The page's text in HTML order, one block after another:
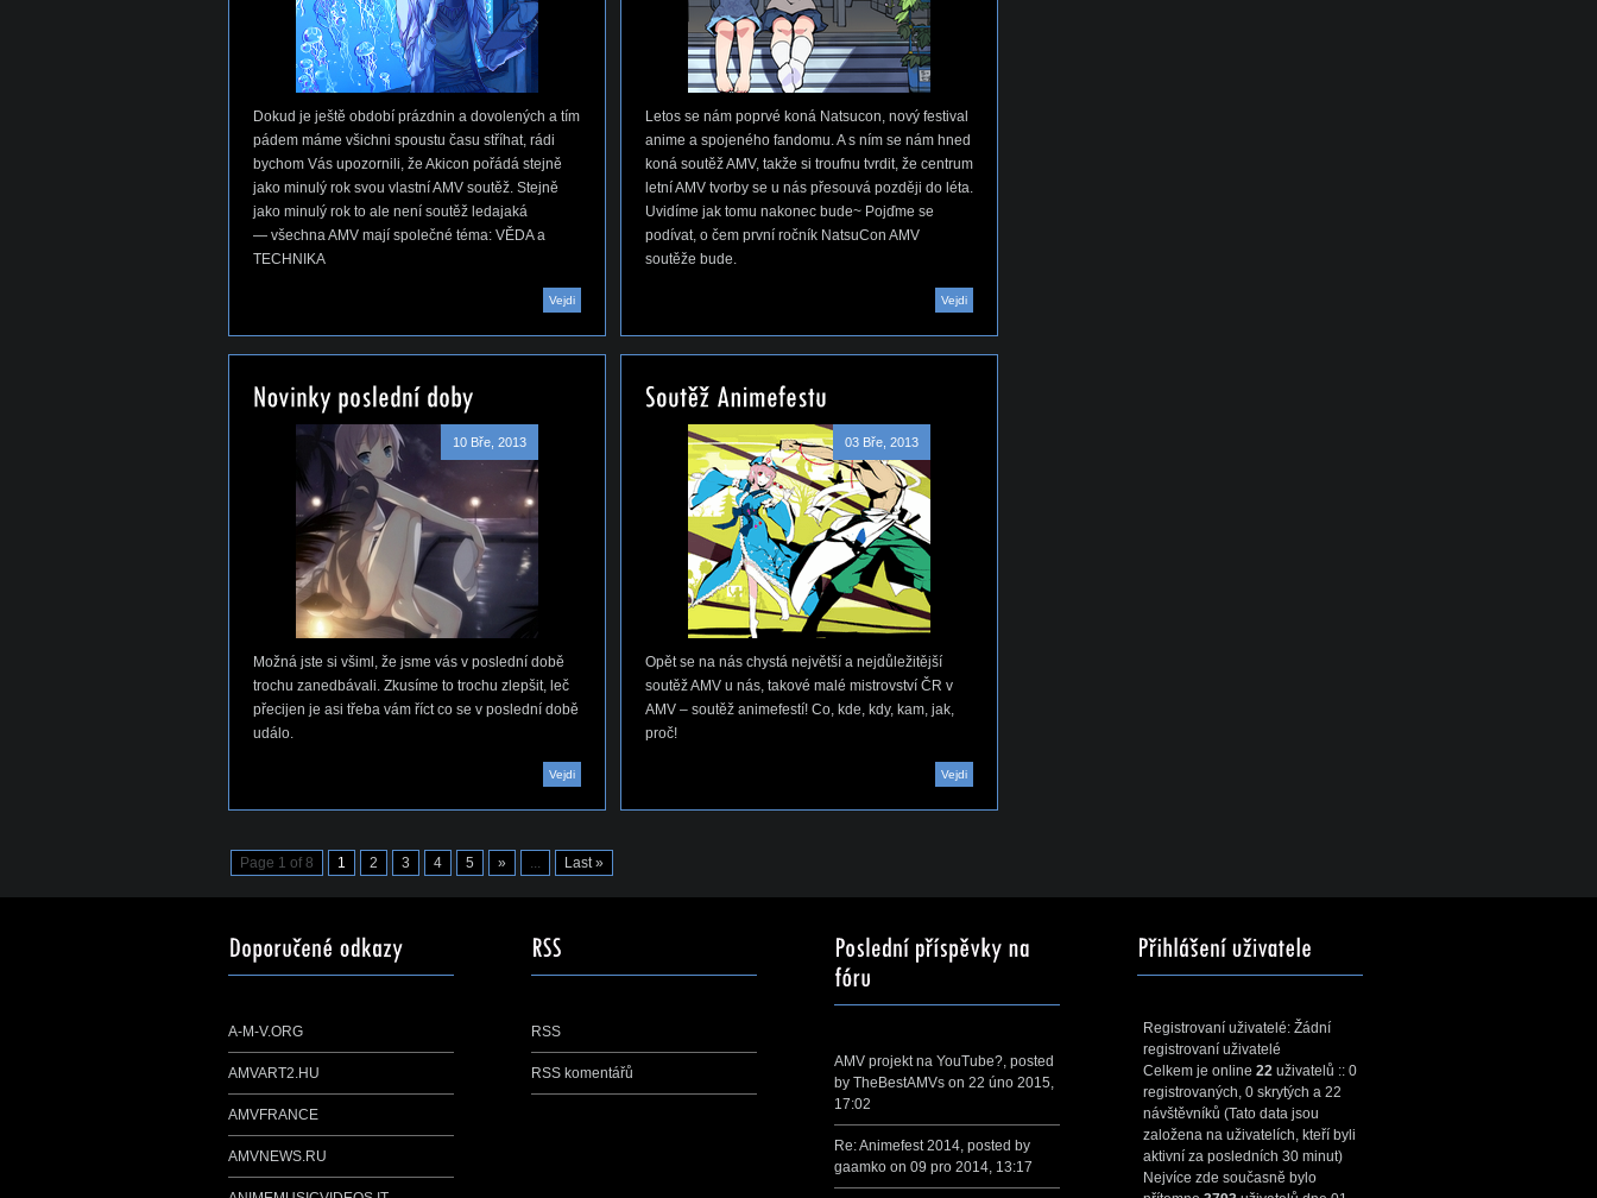
Dokud je ještě období prázdnin a dovolených a tím
pádem máme všichni spoustu času stříhat, rádi
bychom Vás upozornili, že Akicon pořádá stejně
jako minulý rok svou vlastní AMV soutěž. Stejně
jako minulý rok to ale není soutěž ledajaká
— všechna AMV mají společné téma: VĚDA a
TECHNIKA
Vejdi
Letos se nám poprvé koná Natsucon, nový festival
anime a spojeného fandomu. A s ním se nám hned
koná soutěž AMV, takže si troufnu tvrdit, že centrum
letní AMV tvorby se u nás přesouvá později do léta.
Uvidíme jak tomu nakonec bude~ Pojďme se
podívat, o čem první ročník NatsuCon AMV
soutěže bude.
Vejdi
10 Bře, 2013
Možná jste si všiml, že jsme vás v poslední době
trochu zanedbávali. Zkusíme to trochu zlepšit, leč
přecijen je asi třeba vám říct co se v poslední době
událo.
Vejdi
03 Bře, 2013
Opět se na nás chystá největší a nejdůležitější
soutěž AMV u nás, takové malé mistrovství ČR v
AMV – soutěž animefestí! Co, kde, kdy, kam, jak,
proč!
Vejdi
Page 1 of 8 1 2 3 4 5 » ... Last »
A-M-V.ORG
AMVART2.HU
AMVFRANCE
AMVNEWS.RU
RSS
RSS komentářů
AMV projekt na YouTube?, posted
by TheBestAMVs on 22 úno 2015,
17:02
Re: Animefest 2014, posted by
gaamko on 09 pro 2014, 13:17
Registrovaní uživatelé: Žádní
registrovaní uživatelé
Celkem je online 22 uživatelů :: 0
registrovaných, 0 skrytých a 22
návštěvníků (Tato data jsou
založena na uživatelích, kteří byli
aktivní za posledních 30 minut)
Nejvíce zde současně bylo